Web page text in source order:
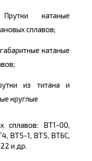
катаные
сплавов;
катаные
из титана и
круглые
сплавов: ВТ1-00,
BT5-1, ВТ5, ВТ6С,
и др.